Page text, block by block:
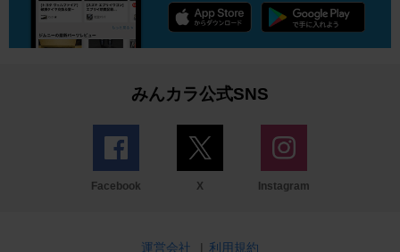
みんカラ公式SNS
Facebook X Instagram
運営会社 | 利用規約